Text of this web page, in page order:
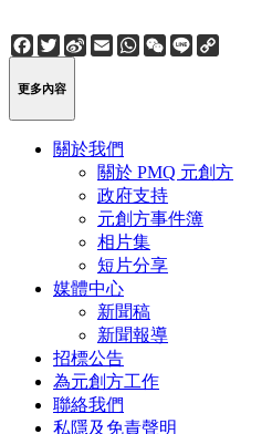
Facebook
Twitter
Sina
Weibo
EmailWhatsApp
WeChat
Line
更多內容
關於我們
關於 PMQ 元創方
政府支持
元創方事件簿
相片集
短片分享
媒體中心
新聞稿
新聞報導
招標公告
為元創方工作
聯絡我們
私隱及免責聲明